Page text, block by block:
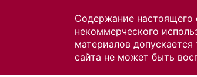
Содержание настоящего
некоммерческого
материалов
сайта не может быть